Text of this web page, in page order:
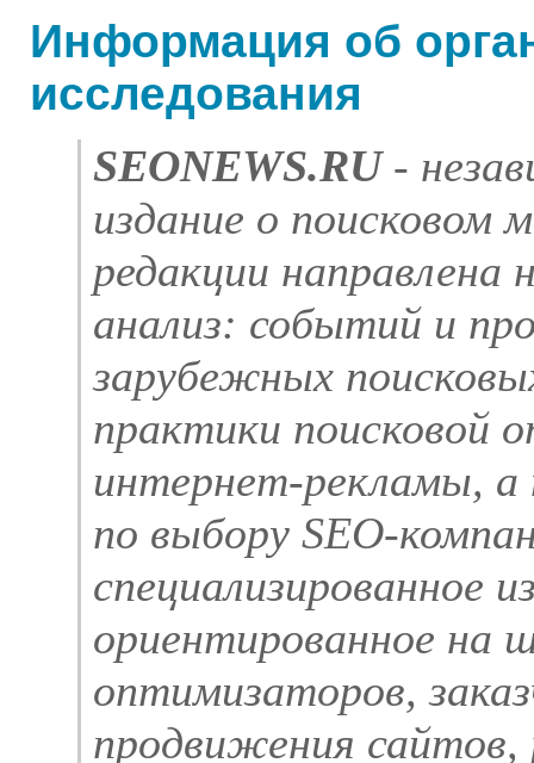
Информация об
исследования
SEONEWS.RU-
издание о поисковом
редакции направлена
анализ: событий и
зарубежных
практики поисковой
интернет-рекламы,
по выбору SEO-
специализированное
ориентированное на
оптимизаторов,
продвижения